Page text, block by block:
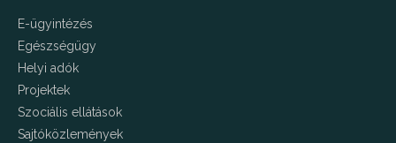
E-ügyintézés
Egészségügy
Helyi adók
Projektek
Szociális ellátások
Sajtóközlemények